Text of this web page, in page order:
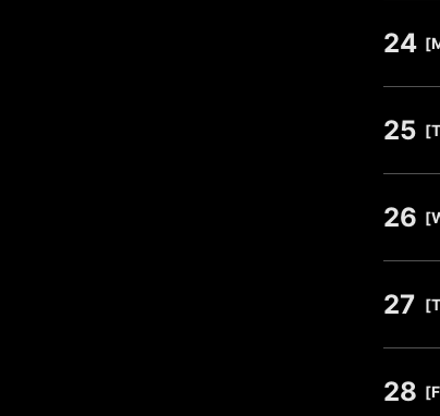
24
25
26
27
28